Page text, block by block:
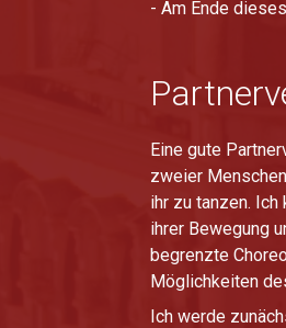
- Am Ende
Eine gute
zweier
ihr zu tanzen.
ihrer Bewegung
begrenzte
Möglichkeiten
Ich werde